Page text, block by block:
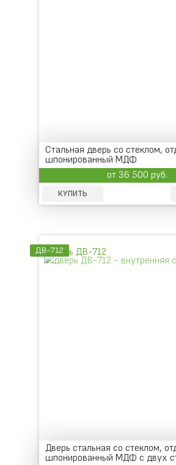
Стальная дверь со стеклом,
шпонированный МДФ
от 36 500 руб.
КУПИТЬ
ДВ-712
Дверь стальная со стеклом,
шпонированный МДФ с двух